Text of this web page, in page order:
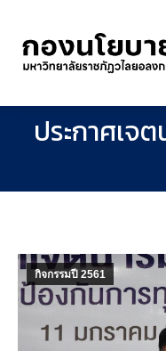
ประกาศเจ
กิจกรรมปี 2561